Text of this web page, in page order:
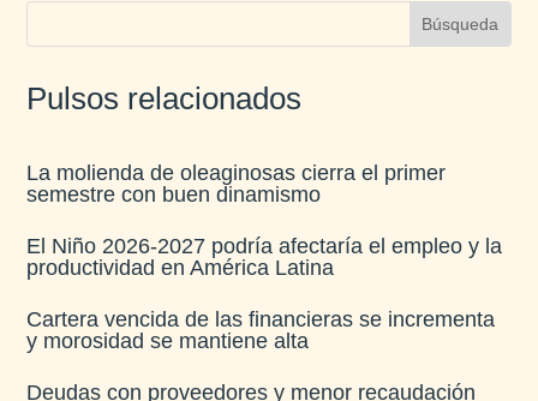
Pulsos relacionados
La molienda de oleaginosas cierra el primer
semestre con buen dinamismo​
El Niño 2026-2027 podría afectaría el empleo y la
productividad en América Latina​
Cartera vencida de las financieras se incrementa
y morosidad se mantiene alta​
Deudas con proveedores y menor recaudación